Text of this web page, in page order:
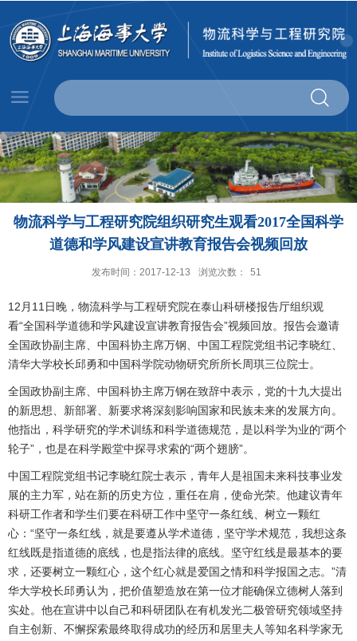
物流科学与工程研究院组织研究生观看2017全国科学
道德和学风建设宣讲教育报告会视频回放
发布时间：2017-12-13 浏览次数： 51
12月11日晚，物流科学与工程研究院在泰山科研楼报告厅组织观
看“全国科学道德和学风建设宣讲教育报告会”视频回放。报告会邀请
全国政协副主席、中国科协主席万钢、中国工程院党组书记李晓红、
清华大学校长邱勇和中国科学院动物研究所所长周琪三位院士。
全国政协副主席、中国科协主席万钢在致辞中表示，党的十九大提出
的新思想、新部署、新要求将深刻影响国家和民族未来的发展方向。
他指出，科学研究的学术训练和科学道德规范，是以科学为业的“两个
轮子”，也是在科学殿堂中探寻求索的“两个翅膀”。
中国工程院党组书记李晓红院士表示，青年人是祖国未来科技事业发
展的主力军，站在新的历史方位，重任在肩，使命光荣。他建议青年
科研工作者和学生们要在科研工作中坚守一条红线、树立一颗红
心：“坚守一条红线，就是要遵从学术道德，坚守学术规范，我想这条
红线既是指道德的底线，也是指法律的底线。坚守红线是最基本的要
求，还要树立一颗红心，这个红心就是爱国之情和科学报国之志。”清
华大学校长邱勇认为，把价值塑造放在第一位才能确保立德树人落到
实处。他在宣讲中以自己和科研团队在有机发光二极管研究领域坚持
自主创新、不懈探索最终取得成功的经历和居里夫人等知名科学家无